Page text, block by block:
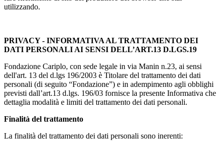
utilizzando.
PRIVACY - INFORMATIVA AL TRATTAMENTO DEI
DATI PERSONALI AI SENSI DELL’ART.13 D.LGS.19
Fondazione Cariplo, con sede legale in via Manin n.23, ai sensi
dell'art. 13 del d.lgs 196/2003 è Titolare del trattamento dei dati
personali (di seguito “Fondazione”) e in adempimento agli obblighi
previsti dall’art.13 d.lgs. 196/03 fornisce la presente Informativa che
dettaglia modalità e limiti del trattamento dei dati personali.
Finalità del trattamento
La finalità del trattamento dei dati personali sono inerenti: